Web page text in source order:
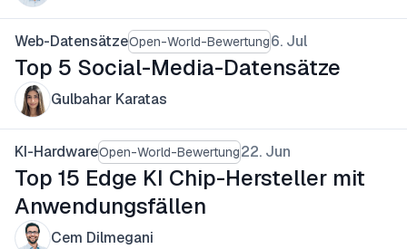
Web-DatensätzeOpen-World-Bewertung6. Jul
Top 5 Social-Media-Datensätze
Gulbahar Karatas
KI-HardwareOpen-World-Bewertung22. Jun
Top 15 Edge KI Chip-Hersteller mit
Anwendungsfällen
Cem Dilmegani